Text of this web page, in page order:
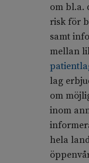
om bl.a.
risk för
samt
mellan
lag
om
inom
hela